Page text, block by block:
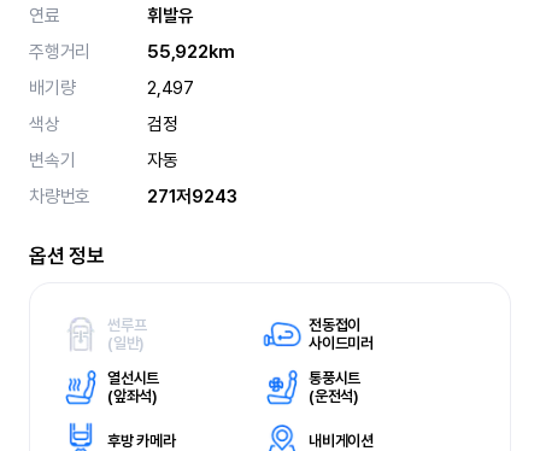
연료
휘발유
주행거리
55,922km
배기량
2,497
색상
검정
변속기
자동
차량번호
271저9243
옵션 정보
썬루프
(일반)
전동접이
사이드미러
열선시트
(앞좌석)
통풍시트
(운전석)
후방 카메라 내비게이션